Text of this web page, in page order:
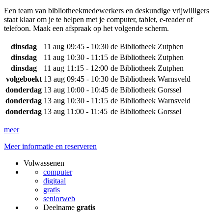
Een team van bibliotheekmedewerkers en deskundige vrijwilligers
staat klaar om je te helpen met je computer, tablet, e-reader of
telefoon. Maak een afspraak op het volgende scherm.
dinsdag 11 aug 09:45 - 10:30 de Bibliotheek Zutphen
dinsdag
11 aug 10:30 - 11:15 de Bibliotheek Zutphen
dinsdag
11 aug 11:15 - 12:00 de Bibliotheek Zutphen
volgeboekt 13 aug 09:45 - 10:30 de Bibliotheek Warnsveld
donderdag 13 aug 10:00 - 10:45 de Bibliotheek Gorssel
donderdag 13 aug 10:30 - 11:15 de Bibliotheek Warnsveld
donderdag 13 aug 11:00 - 11:45 de Bibliotheek Gorssel
meer
Meer informatie en reserveren
Volwassenen
computer
digitaal
gratis
seniorweb
Deelname gratis